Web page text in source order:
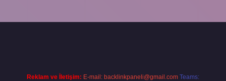
Reklam ve İletişim: E-mail: backlinkpaneli@gmail.com Teams: